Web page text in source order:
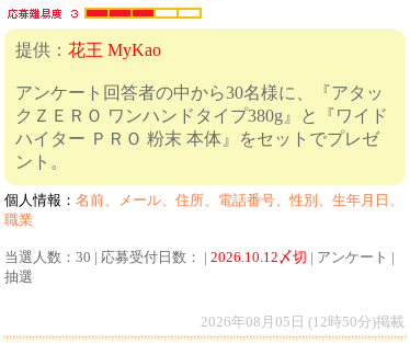
提供： 花王 MyKao
アンケート回答者の中から30名様に、『アタッ
クＺＥＲＯ ワンハンドタイプ380g』と『ワイド
ハイター ＰＲＯ 粉末 本体』をセットでプレゼ
ント。
個人情報： 名前、メール、住所、電話番号、性別、生年月日、
職業
当選人数：30 | 応募受付日数： | 2026.10.12〆切 | アンケート |
抽選
2026年08月05日 (12時50分)掲載